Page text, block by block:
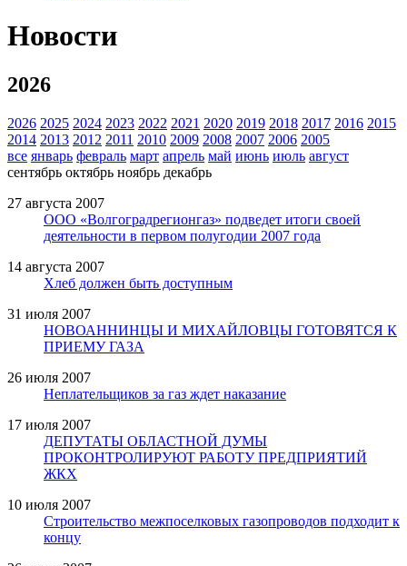
Новости
2026
2026 2025 2024 2023 2022 2021 2020 2019 2018 2017 2016 2015
2014 2013 2012 2011 2010 2009 2008 2007 2006 2005
все январь февраль март апрель май июнь июль август
сентябрь октябрь ноябрь декабрь
27 августа 2007
ООО «Волгоградрегионгаз» подведет итоги своей
деятельности в первом полугодии 2007 года
14 августа 2007
Хлеб должен быть доступным
31 июля 2007
НОВОАННИНЦЫ И МИХАЙЛОВЦЫ ГОТОВЯТСЯ К
ПРИЕМУ ГАЗА
26 июля 2007
Неплательщиков за газ ждет наказание
17 июля 2007
ДЕПУТАТЫ ОБЛАСТНОЙ ДУМЫ
ПРОКОНТРОЛИРУЮТ РАБОТУ ПРЕДПРИЯТИЙ
ЖКХ
10 июля 2007
Строительство межпоселковых газопроводов подходит к
концу